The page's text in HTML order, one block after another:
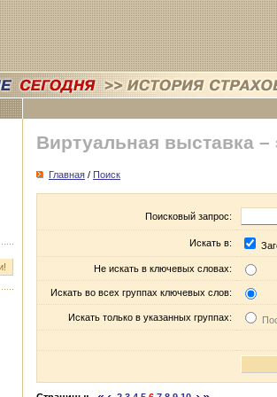
Виртуальная выставка –
Главная / Поиск
Поисковый запрос:
Искать в:
Не искать в ключевых словах:
Искать во всех группах ключевых слов:
Искать только в указанных группах: